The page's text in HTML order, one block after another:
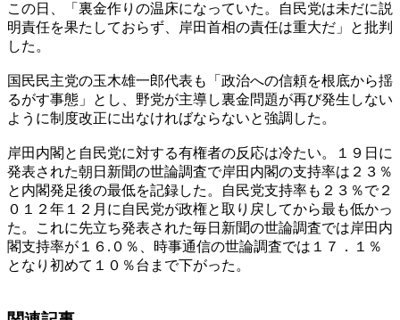
この日、「裏金作りの温床になっていた。自民党は未だに説
明責任を果たしておらず、岸田首相の責任は重大だ」と批判
した。
国民民主党の玉木雄一郎代表も「政治への信頼を根底から揺
るがす事態」とし、野党が主導し裏金問題が再び発生しない
ように制度改正に出なければならないと強調した。
岸田内閣と自民党に対する有権者の反応は冷たい。１９日に
発表された朝日新聞の世論調査で岸田内閣の支持率は２３％
と内閣発足後の最低を記録した。自民党支持率も２３％で２
０１２年１２月に自民党が政権と取り戻してから最も低かっ
た。これに先立ち発表された毎日新聞の世論調査では岸田内
閣支持率が１６.０％、時事通信の世論調査では１７．１％
となり初めて１０％台まで下がった。